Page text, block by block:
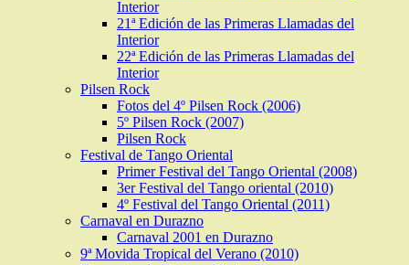
Interior
21ª Edición de las Primeras Llamadas del
Interior
22ª Edición de las Primeras Llamadas del
Interior
Pilsen Rock
Fotos del 4º Pilsen Rock (2006)
5º Pilsen Rock (2007)
Pilsen Rock
Festival de Tango Oriental
Primer Festival del Tango Oriental (2008)
3er Festival del Tango oriental (2010)
4º Festival del Tango Oriental (2011)
Carnaval en Durazno
Carnaval 2001 en Durazno
9ª Movida Tropical del Verano (2010)